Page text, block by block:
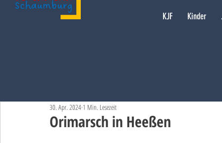
KJF Kinder
Orimarsch in Heeßen
30. Apr. 2024 1 Min. Lesezeit